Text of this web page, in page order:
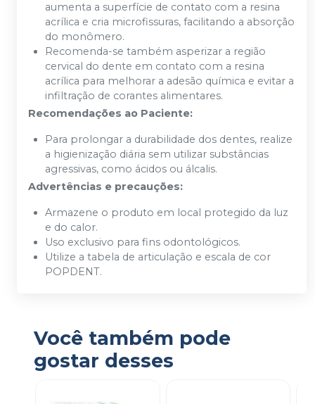
aumenta a superfície de contato com a resina
acrílica e cria microfissuras, facilitando a absorção
do monômero.
Recomenda-se também asperizar a região
cervical do dente em contato com a resina
acrílica para melhorar a adesão química e evitar a
infiltração de corantes alimentares.
Recomendações ao Paciente:
Para prolongar a durabilidade dos dentes, realize
a higienização diária sem utilizar substâncias
agressivas, como ácidos ou álcalis.
Advertências e precauções:
Armazene o produto em local protegido da luz
e do calor.
Uso exclusivo para fins odontológicos.
Utilize a tabela de articulação e escala de cor
POPDENT.
Você também pode
gostar desses